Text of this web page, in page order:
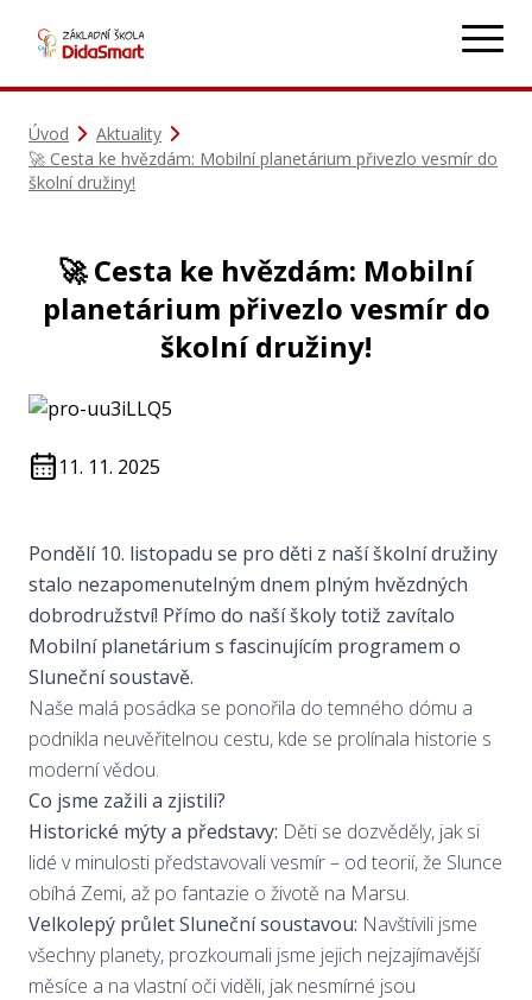
Úvod
Aktuality
🚀 Cesta ke hvězdám: Mobilní planetárium přivezlo vesmír do
školní družiny!
🚀 Cesta ke hvězdám: Mobilní
planetárium přivezlo vesmír do
školní družiny!
11. 11. 2025
Pondělí 10. listopadu se pro děti z naší školní družiny
stalo nezapomenutelným dnem plným hvězdných
dobrodružství! Přímo do naší školy totiž zavítalo
Mobilní planetárium s fascinujícím programem o
Sluneční soustavě.
Naše malá posádka se ponořila do temného dómu a
podnikla neuvěřitelnou cestu, kde se prolínala historie s
moderní vědou.
Co jsme zažili a zjistili?
Historické mýty a představy: Děti se dozvěděly, jak si
lidé v minulosti představovali vesmír – od teorií, že Slunce
obíhá Zemi, až po fantazie o životě na Marsu.
Velkolepý průlet Sluneční soustavou: Navštívili jsme
všechny planety, prozkoumali jsme jejich nejzajímavější
měsíce a na vlastní oči viděli, jak nesmírné jsou